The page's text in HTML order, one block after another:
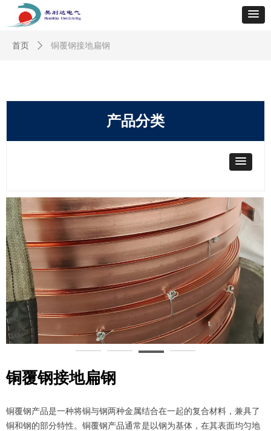
首页 ꄲ 铜覆钢接地扁钢
铜覆钢接地扁钢
铜覆钢产品是一种将铜与钢两种金属结合在一起的复合材料，兼具了
铜和钢的部分特性。铜覆钢产品通常是以钢为基体，在其表面均匀地
产品分类